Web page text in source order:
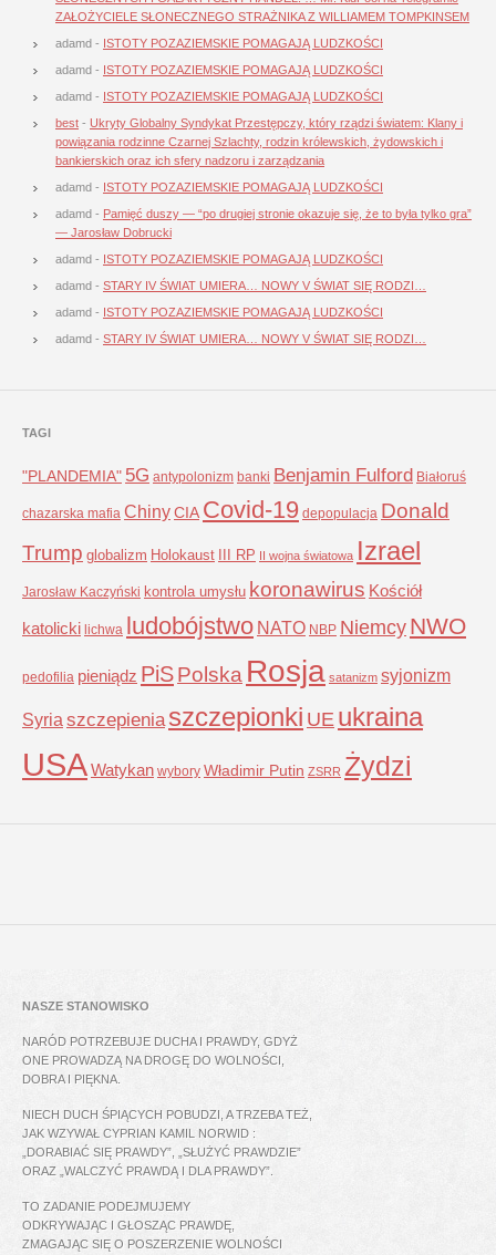
ZAŁOŻYCIELE SŁONECZNEGO STRAŻNIKA Z WILLIAMEM TOMPKINSEM
adamd - ISTOTY POZAZIEMSKIE POMAGAJĄ LUDZKOŚCI
adamd - ISTOTY POZAZIEMSKIE POMAGAJĄ LUDZKOŚCI
adamd - ISTOTY POZAZIEMSKIE POMAGAJĄ LUDZKOŚCI
best - Ukryty Globalny Syndykat Przestępczy, który rządzi światem: Klany i
powiązania rodzinne Czarnej Szlachty, rodzin królewskich, żydowskich i
bankierskich oraz ich sfery nadzoru i zarządzania
adamd - ISTOTY POZAZIEMSKIE POMAGAJĄ LUDZKOŚCI
adamd - Pamięć duszy — “po drugiej stronie okazuje się, że to była tylko gra”
— Jarosław Dobrucki
adamd - ISTOTY POZAZIEMSKIE POMAGAJĄ LUDZKOŚCI
adamd - STARY IV ŚWIAT UMIERA… NOWY V ŚWIAT SIĘ RODZI…
adamd - ISTOTY POZAZIEMSKIE POMAGAJĄ LUDZKOŚCI
adamd - STARY IV ŚWIAT UMIERA… NOWY V ŚWIAT SIĘ RODZI…
TAGI
"PLANDEMIA" 5G antypolonizm banki Benjamin Fulford Białoruś
chazarska mafia ChinyCIA Covid-19 depopulacja Donald
Trump globalizm Holokaust III RP II wojna światowa Izrael
Jarosław Kaczyński kontrola umysłu koronawirus Kościół
katolicki lichwa ludobójstwo NATO NBP NiemcyNWO
pedofilia pieniądz PiSPolska Rosja satanizm syjonizm
Syria szczepienia szczepionki UE ukraina
USAWatykan wybory Władimir Putin ZSRR Żydzi
NASZE STANOWISKO
NARÓD POTRZEBUJE DUCHA I PRAWDY, GDYŻ
ONE PROWADZĄ NA DROGĘ DO WOLNOŚCI,
DOBRA I PIĘKNA.
NIECH DUCH ŚPIĄCYCH POBUDZI, A TRZEBA TEŻ,
JAK WZYWAŁ CYPRIAN KAMIL NORWID :
„DORABIAĆ SIĘ PRAWDY”, „SŁUŻYĆ PRAWDZIE”
ORAZ „WALCZYĆ PRAWDĄ I DLA PRAWDY”.
TO ZADANIE PODEJMUJEMY
ODKRYWAJĄC I GŁOSZĄC PRAWDĘ,
ZMAGAJĄC SIĘ O POSZERZENIE WOLNOŚCI